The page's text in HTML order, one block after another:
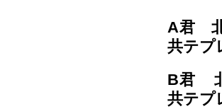
A君
共テプ
B君
共テ